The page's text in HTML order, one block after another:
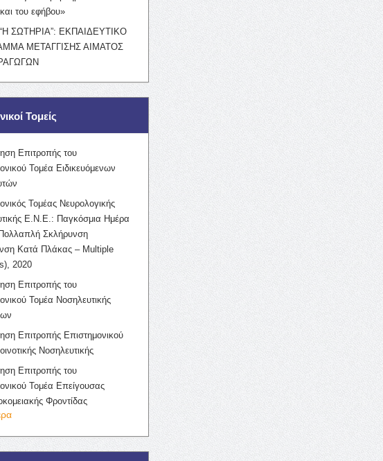
του εφήβου»
ΣΩΤΗΡΙΑ”: ΕΚΠΑΙΔΕΥΤΙΚΟ
ΜΕΤΑΓΓΙΣΗΣ ΑΙΜΑΤΟΣ
Τομείς
Επιτροπής του
Τομέα Ειδικευόμενων
Τομέας Νευρολογικής
Ε.Ν.Ε.: Παγκόσμια Ημέρα
Σκλήρυνση
Κατά Πλάκας – Multiple
2020
Επιτροπής του
Τομέα Νοσηλευτικής
Επιτροπής Επιστημονικού
Νοσηλευτικής
Επιτροπής του
Τομέα Επείγουσας
Φροντίδας